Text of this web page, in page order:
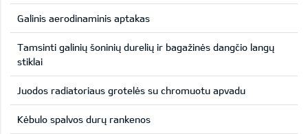
Galinis aerodinaminis aptakas
Tamsinti galinių šoninių durelių ir bagažinės dangčio langų
stiklai
Juodos radiatoriaus grotelės su chromuotu apvadu
Kėbulo spalvos durų rankenos